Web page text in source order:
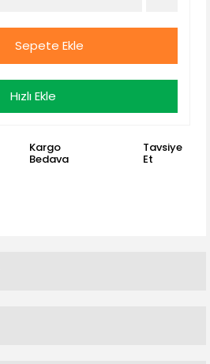
Sepete Ekle
Hızlı Ekle
Kargo
Bedava
Tavsiye
Et